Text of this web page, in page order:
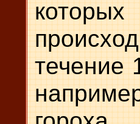
течение